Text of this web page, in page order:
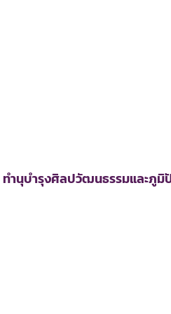
ทำนุบำรุงศิลปวัฒนธรรมและ